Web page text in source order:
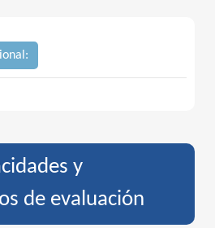
y
de evaluación